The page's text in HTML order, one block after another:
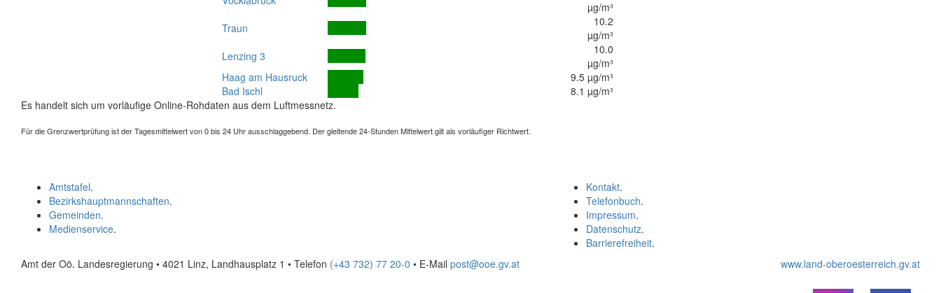
µg/m³
Traun
10.2
µg/m³
Lenzing 3
10.0
µg/m³
Haag am Hausruck
9.5 µg/m³
Bad Ischl
8.1 µg/m³
Es handelt sich um vorläufige Online-Rohdaten aus dem Luftmessnetz.
Für die Grenzwertprüfung ist der Tagesmittelwert von 0 bis 24 Uhr ausschlaggebend. Der gleitende 24-Stunden Mittelwert gilt als vorläufiger Richtwert.
Kontakt.
Telefonbuch.
Impressum.
Datenschutz.
Barrierefreiheit.
Amtstafel.
Bezirkshauptmannschaften.
Gemeinden.
Medienservice.
Amt der Oö. Landesregierung • 4021 Linz, Landhausplatz 1 • Telefon (+43 732) 77 20-0 • E-Mail post@ooe.gv.at www.land-oberoesterreich.gv.at